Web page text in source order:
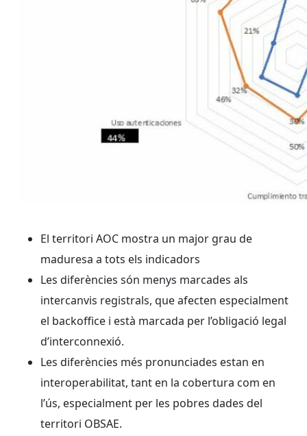
El territori AOC mostra un major grau de
maduresa a tots els indicadors
Les diferències són menys marcades als
intercanvis registrals, que afecten especialment
el backoffice i està marcada per l’obligació legal
d’interconnexió.
Les diferències més pronunciades estan en
interoperabilitat, tant en la cobertura com en
l’ús, especialment per les pobres dades del
territori OBSAE.